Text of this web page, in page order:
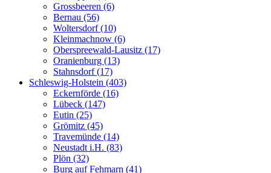
Grossbeeren (6)
Bernau (56)
Woltersdorf (10)
Kleinmachnow (6)
Oberspreewald-Lausitz (17)
Oranienburg (13)
Stahnsdorf (17)
Schleswig-Holstein (403)
Eckernförde (16)
Lübeck (147)
Eutin (25)
Grömitz (45)
Travemünde (14)
Neustadt i.H. (83)
Plön (32)
Burg auf Fehmarn (41)